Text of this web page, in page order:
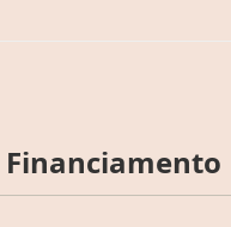
Financiamento